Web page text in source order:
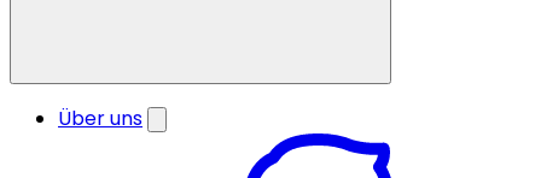
Über uns